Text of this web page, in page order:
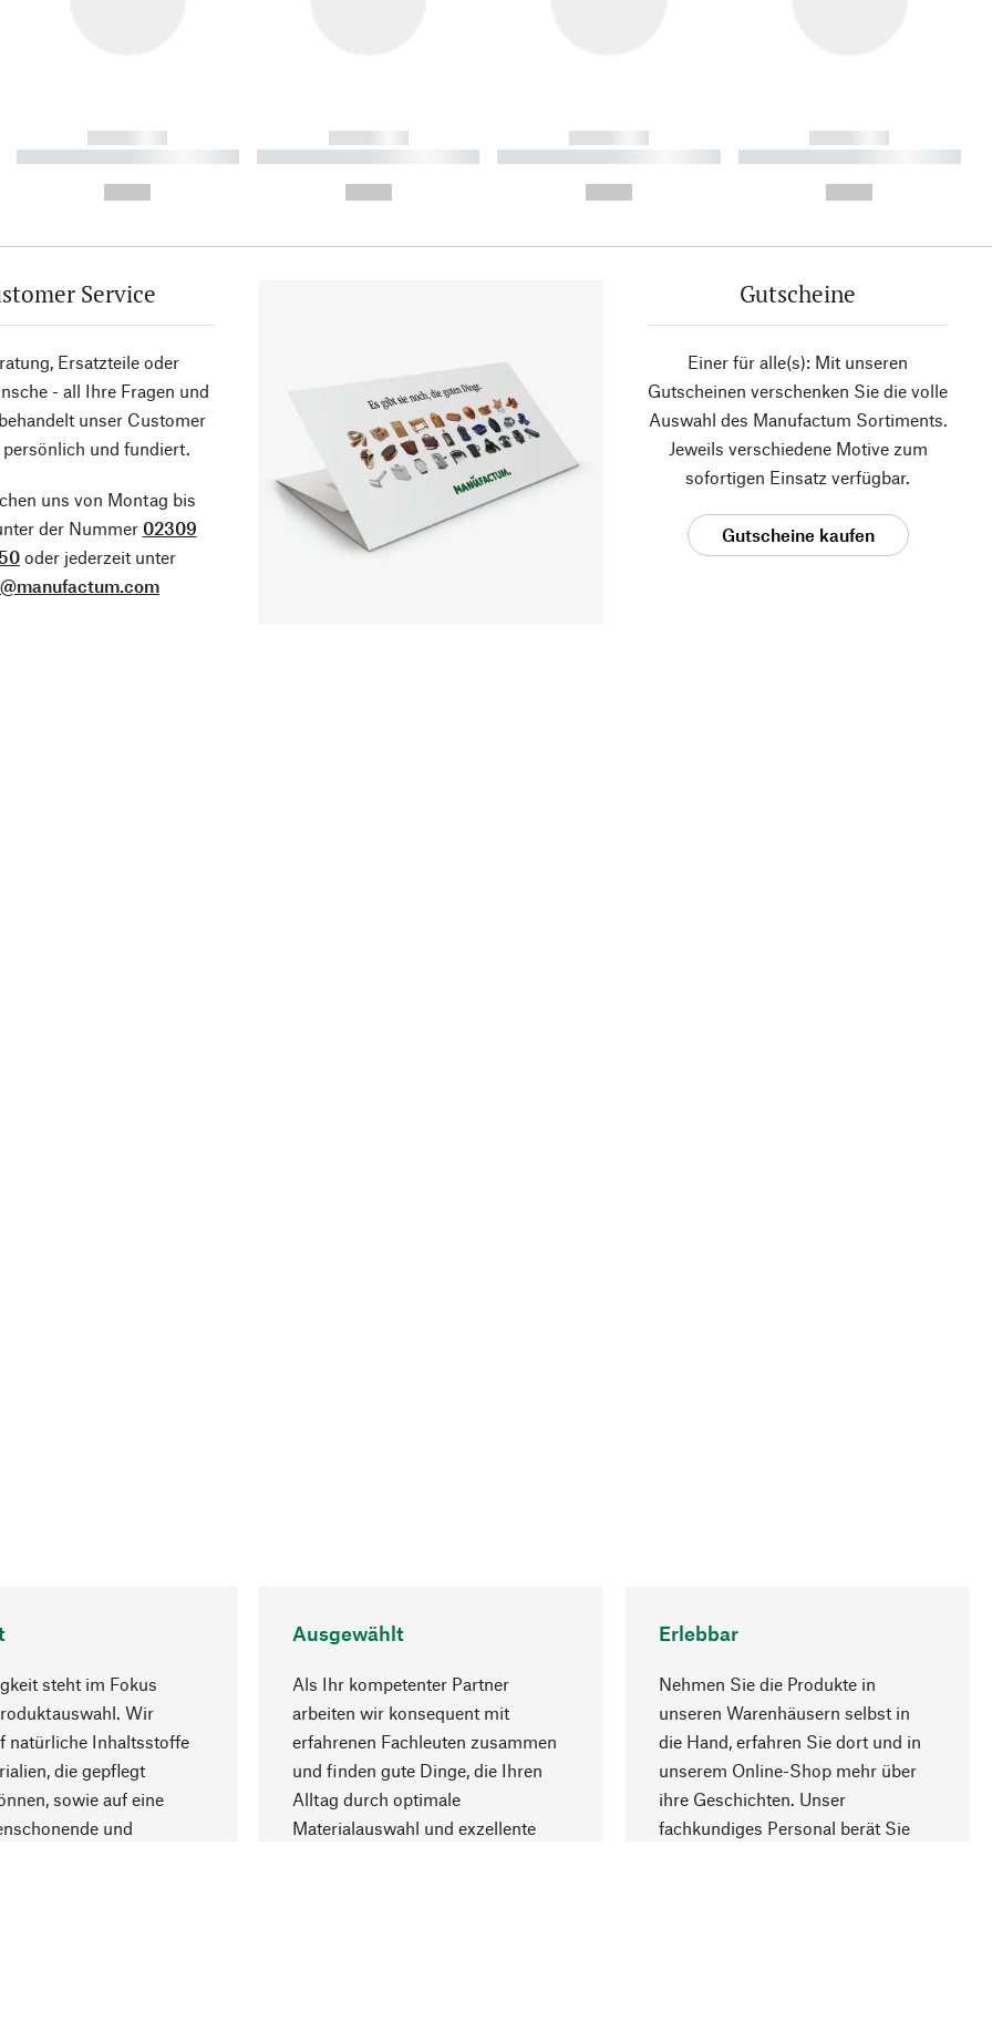
------------
----------- ----------- ----------
------------
----------- ----------- ----------
------------
----------- ----------- ----------
------------
----------- ----------- ----------
Service
Ersatzteile oder
- all Ihre Fragen und
unser Customer
persönlich und fundiert.
uns von Montag bis
der Nummer 02309
oder jederzeit unter
Gutscheine
Einer für alle(s): Mit unseren
Gutscheinen verschenken Sie die volle
Auswahl des Manufactum Sortiments.
Jeweils verschiedene Motive zum
sofortigen Einsatz verfügbar.
Gutscheine kaufen
steht im Fokus
Wir
natürliche Inhaltsstoffe
die gepflegt
sowie auf eine
und
Ausgewählt
Als Ihr kompetenter Partner
arbeiten wir konsequent mit
erfahrenen Fachleuten zusammen
und finden gute Dinge, die Ihren
Alltag durch optimale
Materialauswahl und exzellente
Erlebbar
Nehmen Sie die Produkte in
unseren Warenhäusern selbst in
die Hand, erfahren Sie dort und in
unserem Online-Shop mehr über
ihre Geschichten. Unser
fachkundiges Personal berät Sie